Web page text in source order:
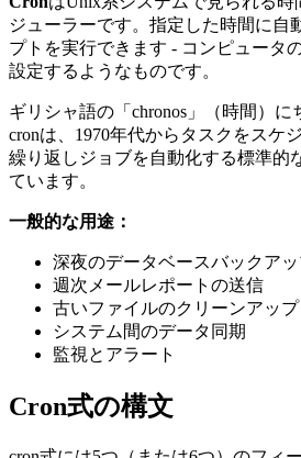
ジューラーです。指定した時間に自
プトを実行できます - コンピュータ
設定するようなものです。
ギリシャ語の「chronos」（時間）
cronは、1970年代からタスクをスケ
繰り返しジョブを自動化する標準的
ています。
一般的な用途：
深夜のデータベースバックア
週次メールレポートの送信
古いファイルのクリーンアップ
システム間のデータ同期
監視とアラート
Cron式の構文